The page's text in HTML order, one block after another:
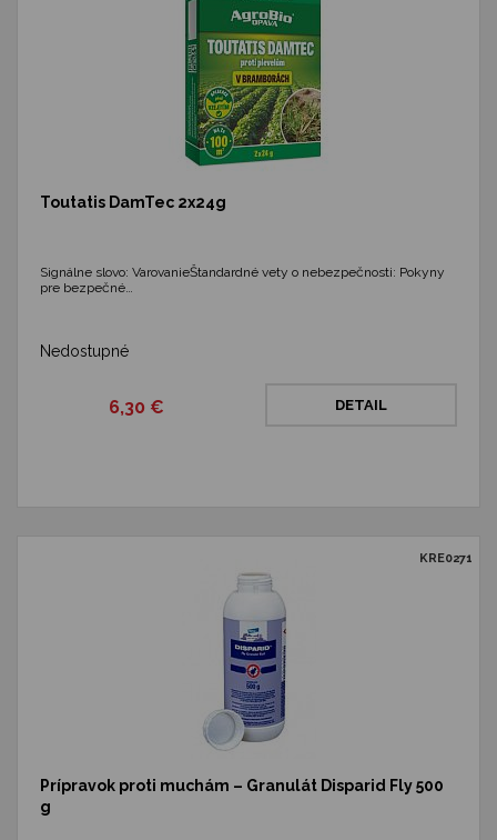
Toutatis DamTec 2x24g
Signálne slovo: VarovanieŠtandardné vety o nebezpečnosti: Pokyny
pre bezpečné…
Nedostupné
6,30 € DETAIL
KRE0271
Prípravok proti muchám – Granulát Disparid Fly 500
g